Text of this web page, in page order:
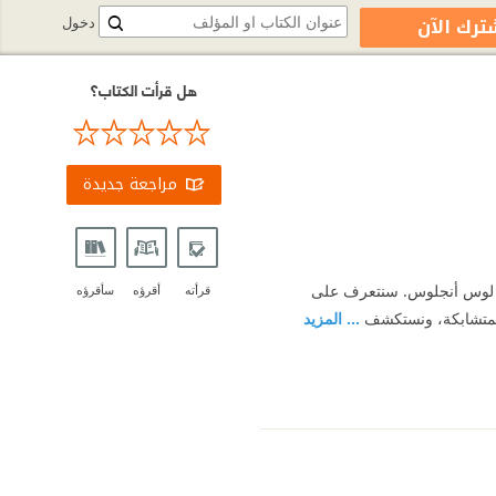
لوس أنجلوس. سنتعرف على
ونستكشف ... المزيد
هل قرأت الكتاب؟
مراجعة جديدة
قرأته أقرؤه سأقرؤه
دخول الآن